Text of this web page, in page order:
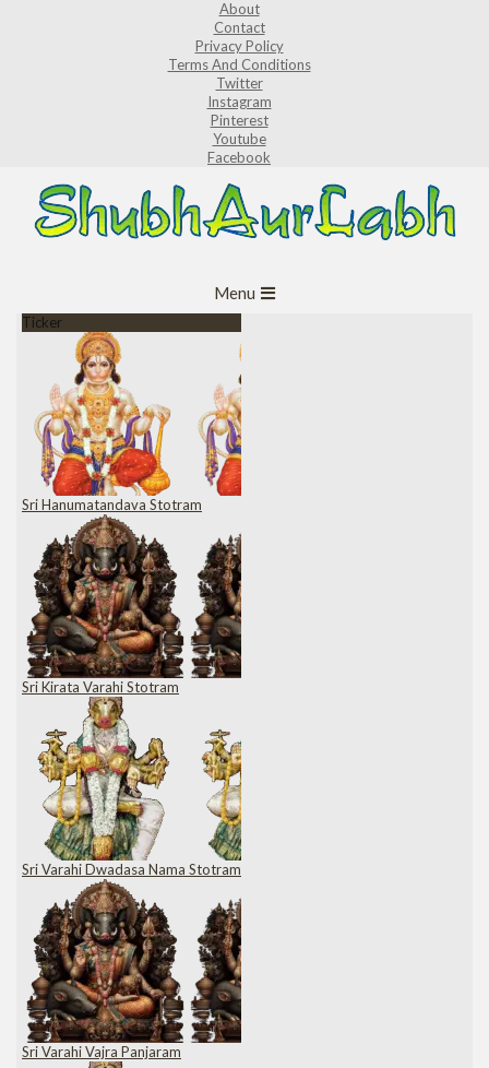
About
Contact
Privacy Policy
Terms And Conditions
Twitter
Instagram
Pinterest
Youtube
Facebook
Navigation
Menu
Ticker
Sri Hanumatandava Stotram
Sri Kirata Varahi Stotram
Sri Varahi Dwadasa Nama Stotram
Sri Varahi Vajra Panjaram